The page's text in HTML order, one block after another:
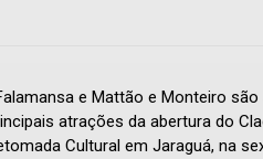
e Mattão e Monteiro são
atrações da abertura do
Cultural em Jaraguá, na